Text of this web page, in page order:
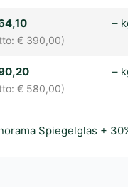
€ 390,00)
–
€ 580,00)
–
Spiegelglas +